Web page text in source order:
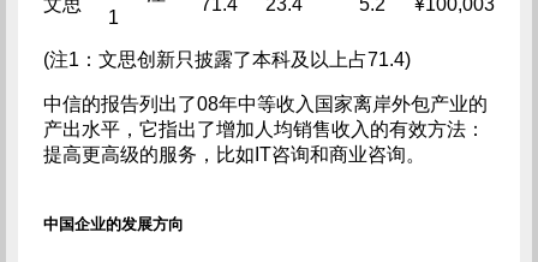
1
(注1：文思创新只披露了本科及以上占71.4)
中信的报告列出了08年中等收入国家离岸外包产业的
产出水平，它指出了增加人均销售收入的有效方法：
提高更高级的服务，比如IT咨询和商业咨询。
中国企业的发展方向